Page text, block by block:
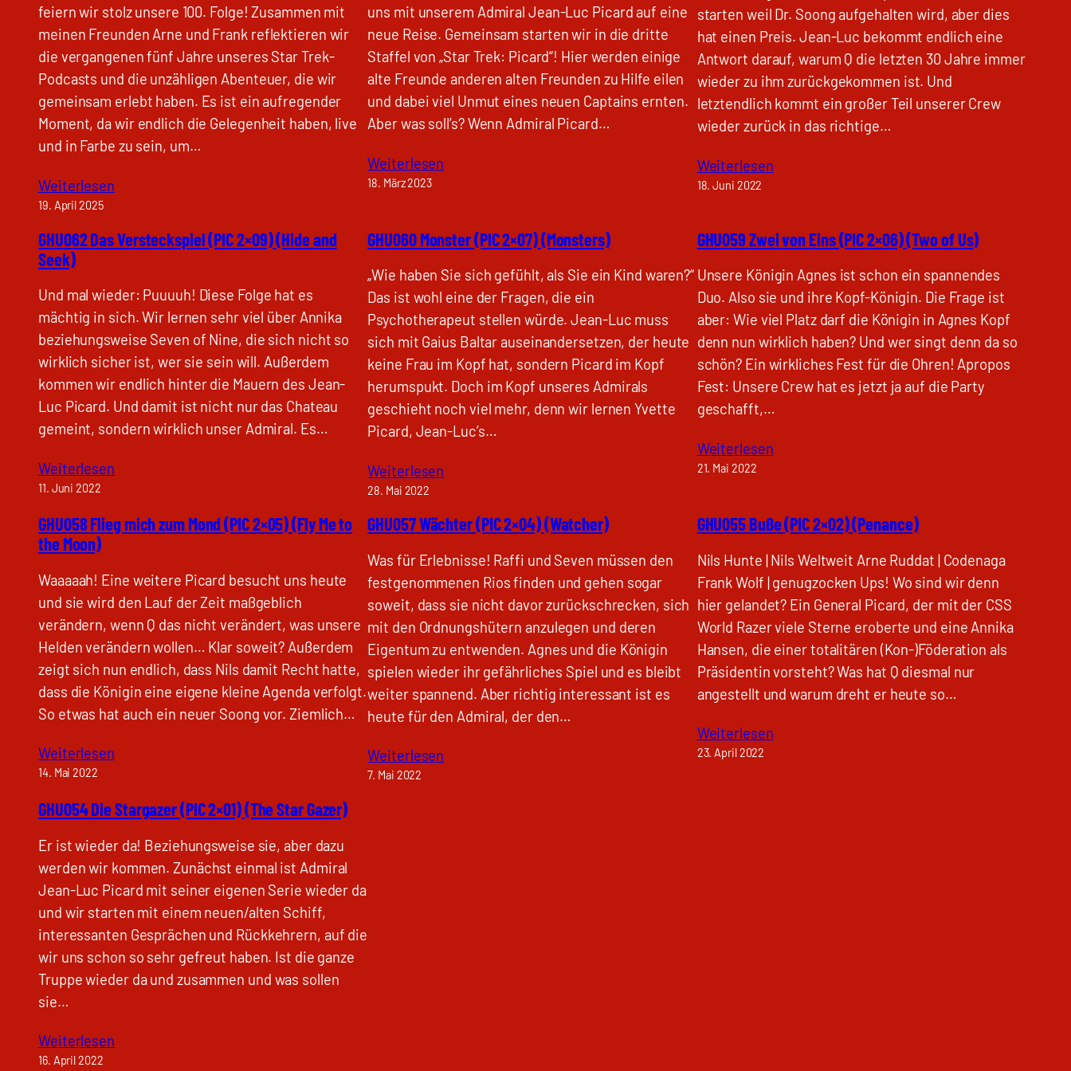
feiern wir stolz unsere 100. Folge! Zusammen mit
meinen Freunden Arne und Frank reflektieren wir
die vergangenen fünf Jahre unseres Star Trek-
Podcasts und die unzähligen Abenteuer, die wir
gemeinsam erlebt haben. Es ist ein aufregender
Moment, da wir endlich die Gelegenheit haben, live
und in Farbe zu sein, um…
Weiterlesen
19. April 2025
uns mit unserem Admiral Jean-Luc Picard auf eine
neue Reise. Gemeinsam starten wir in die dritte
Staffel von „Star Trek: Picard“! Hier werden einige
alte Freunde anderen alten Freunden zu Hilfe eilen
und dabei viel Unmut eines neuen Captains ernten.
Aber was soll’s? Wenn Admiral Picard…
Weiterlesen
18. März 2023
starten weil Dr. Soong aufgehalten wird, aber dies
hat einen Preis. Jean-Luc bekommt endlich eine
Antwort darauf, warum Q die letzten 30 Jahre immer
wieder zu ihm zurückgekommen ist. Und
letztendlich kommt ein großer Teil unserer Crew
wieder zurück in das richtige…
Weiterlesen
18. Juni 2022
GHU062 Das Versteckspiel (PIC 2×09) (Hide and
Seek)
Und mal wieder: Puuuuh! Diese Folge hat es
mächtig in sich. Wir lernen sehr viel über Annika
beziehungsweise Seven of Nine, die sich nicht so
wirklich sicher ist, wer sie sein will. Außerdem
kommen wir endlich hinter die Mauern des Jean-
Luc Picard. Und damit ist nicht nur das Chateau
gemeint, sondern wirklich unser Admiral. Es…
Weiterlesen
11. Juni 2022
GHU060 Monster (PIC 2×07) (Monsters)
„Wie haben Sie sich gefühlt, als Sie ein Kind waren?“
Das ist wohl eine der Fragen, die ein
Psychotherapeut stellen würde. Jean-Luc muss
sich mit Gaius Baltar auseinandersetzen, der heute
keine Frau im Kopf hat, sondern Picard im Kopf
herumspukt. Doch im Kopf unseres Admirals
geschieht noch viel mehr, denn wir lernen Yvette
Picard, Jean-Luc’s…
Weiterlesen
28. Mai 2022
GHU059 Zwei von Eins (PIC 2×06) (Two of Us)
Unsere Königin Agnes ist schon ein spannendes
Duo. Also sie und ihre Kopf-Königin. Die Frage ist
aber: Wie viel Platz darf die Königin in Agnes Kopf
denn nun wirklich haben? Und wer singt denn da so
schön? Ein wirkliches Fest für die Ohren! Apropos
Fest: Unsere Crew hat es jetzt ja auf die Party
geschafft,…
Weiterlesen
21. Mai 2022
GHU058 Flieg mich zum Mond (PIC 2×05) (Fly Me to
the Moon)
Waaaaah! Eine weitere Picard besucht uns heute
und sie wird den Lauf der Zeit maßgeblich
verändern, wenn Q das nicht verändert, was unsere
Helden verändern wollen… Klar soweit? Außerdem
zeigt sich nun endlich, dass Nils damit Recht hatte,
dass die Königin eine eigene kleine Agenda verfolgt.
So etwas hat auch ein neuer Soong vor. Ziemlich…
Weiterlesen
14. Mai 2022
GHU057 Wächter (PIC 2×04) (Watcher)
Was für Erlebnisse! Raffi und Seven müssen den
festgenommenen Rios finden und gehen sogar
soweit, dass sie nicht davor zurückschrecken, sich
mit den Ordnungshütern anzulegen und deren
Eigentum zu entwenden. Agnes und die Königin
spielen wieder ihr gefährliches Spiel und es bleibt
weiter spannend. Aber richtig interessant ist es
heute für den Admiral, der den…
Weiterlesen
7. Mai 2022
GHU055 Buße (PIC 2×02) (Penance)
Nils Hunte | Nils Weltweit Arne Ruddat | Codenaga
Frank Wolf | genugzocken Ups! Wo sind wir denn
hier gelandet? Ein General Picard, der mit der CSS
World Razer viele Sterne eroberte und eine Annika
Hansen, die einer totalitären (Kon-)Föderation als
Präsidentin vorsteht? Was hat Q diesmal nur
angestellt und warum dreht er heute so…
Weiterlesen
23. April 2022
GHU054 Die Stargazer (PIC 2×01) (The Star Gazer)
Er ist wieder da! Beziehungsweise sie, aber dazu
werden wir kommen. Zunächst einmal ist Admiral
Jean-Luc Picard mit seiner eigenen Serie wieder da
und wir starten mit einem neuen/alten Schiff,
interessanten Gesprächen und Rückkehrern, auf die
wir uns schon so sehr gefreut haben. Ist die ganze
Truppe wieder da und zusammen und was sollen
sie…
Weiterlesen
16. April 2022